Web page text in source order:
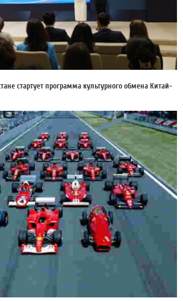
стартует программа культурного обмена Китай-